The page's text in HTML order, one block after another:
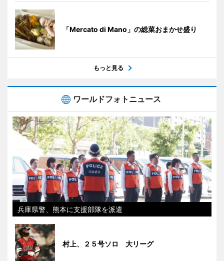
「Mercato di Mano」の総菜おまかせ盛り
もっと見る
ワールドフォトニュース
兵庫県警、熊本に支援部隊を派遣
村上、２５号ソロ 大リーグ